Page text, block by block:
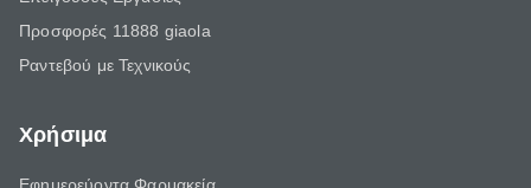
Προσφορές 11888 giaola
Ραντεβού με Τεχνικούς
Χρήσιμα